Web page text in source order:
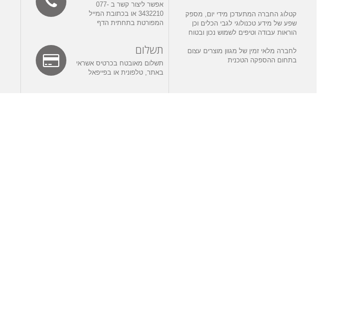
אפשר ליצור קשר ב 077-
3432210 או בכתובת המייל
המפורטת בתחתית הדף
תשלום
תשלום מאובטח בכרטיס אשראי
באתר, טלפונית או בפייפאל
קטלוג החברה המתעדכן מידי יום, מספק
שפע של מידע טכנולוגי לגבי הכלים וכן
הוראות עבודה וטיפים לשמוש נכון ובטוח
לחברה מלאי זמין של מגוון מוצרים עצום
בתחום ההספקה הטכנית